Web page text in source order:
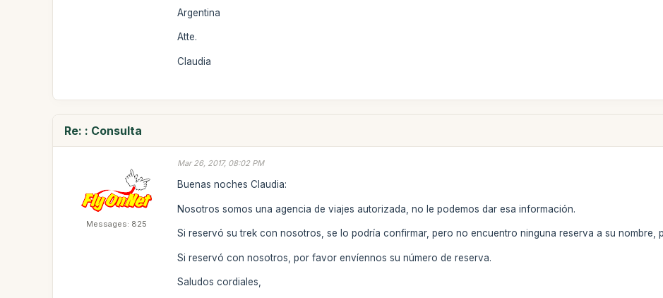
Argentina
Atte.
Claudia
Re: : Consulta
Messages: 825
Mar 26, 2017, 08:02 PM
Buenas noches Claudia:
Nosotros somos una agencia de viajes autorizada, no le podemos dar esa información.
Si reservó su trek con nosotros, se lo podría confirmar, pero no encuentro ninguna reserva a su nombre,
Si reservó con nosotros, por favor envíennos su número de reserva.
Saludos cordiales,